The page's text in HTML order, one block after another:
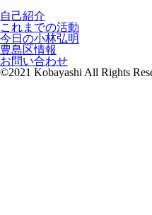
自己紹介
これまでの活動
今日の小林弘明
豊島区情報
お問い合わせ
©2021 Kobayashi All Rights